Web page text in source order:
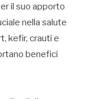
il suo apporto
nella salute
kefir, crauti e
benefici